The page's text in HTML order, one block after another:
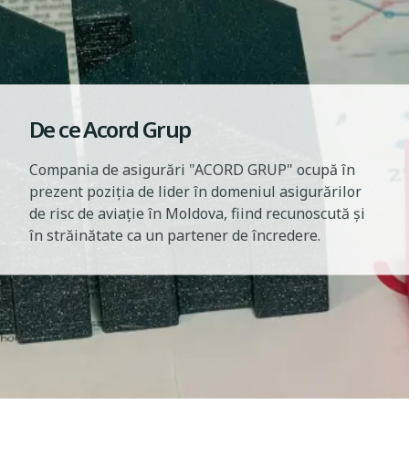
De ce Acord Grup
Compania de asigurări "ACORD GRUP" ocupă în
prezent poziția de lider în domeniul asigurărilor
de risc de aviație în Moldova, fiind recunoscută și
în străinătate ca un partener de încredere.